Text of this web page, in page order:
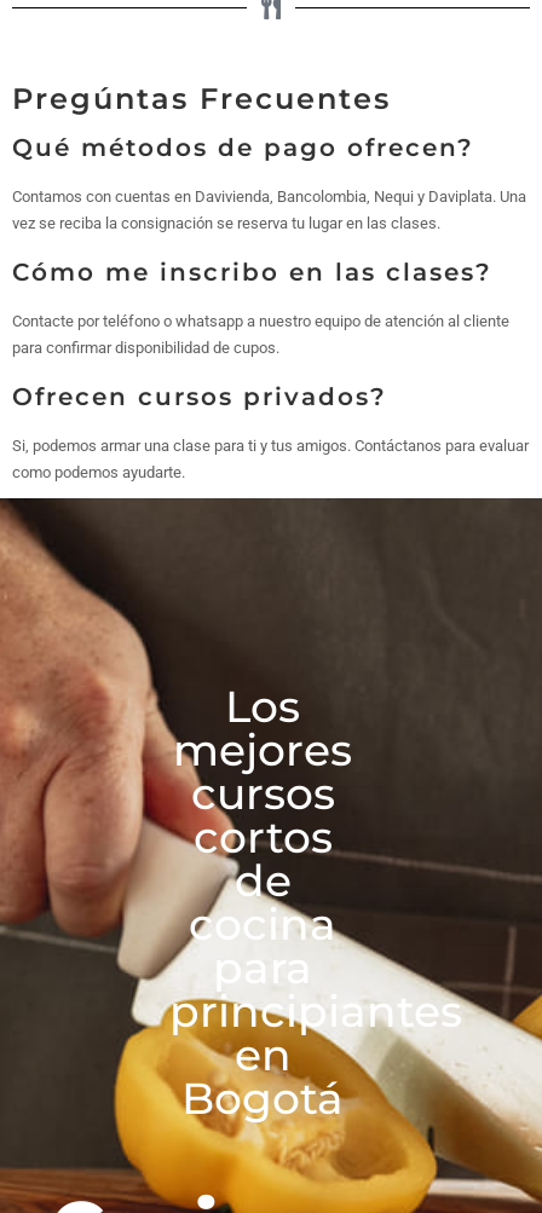
Pregúntas Frecuentes
Qué métodos de pago ofrecen?
Contamos con cuentas en Davivienda, Bancolombia, Nequi y Daviplata. Una
vez se reciba la consignación se reserva tu lugar en las clases.
Cómo me inscribo en las clases?
Contacte por teléfono o whatsapp a nuestro equipo de atención al cliente
para confirmar disponibilidad de cupos.
Ofrecen cursos privados?
Si, podemos armar una clase para ti y tus amigos. Contáctanos para evaluar
como podemos ayudarte.
Los
mejores
cursos
cortos
de
cocina
para
principiantes
en
Bogotá